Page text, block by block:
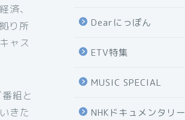
済、
り所
ャス
組と
きた
Dearにっぽん
ETV特集
MUSIC SPECIAL
NHKドキュメンタリー